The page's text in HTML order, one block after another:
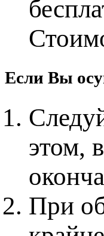
Если Вы
этом,
При